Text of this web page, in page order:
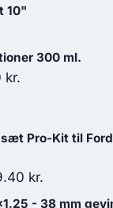
10"
300 ml.
kr.
er:
Pro-Kit til
kr.
aktuelle
- 38 mm